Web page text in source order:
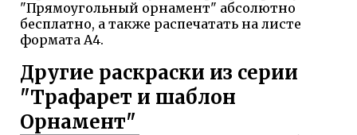
"Прямоугольный орнамент" абсолютно
бесплатно, а также распечатать на листе
формата А4.
Другие раскраски из серии
"Трафарет и шаблон
Орнамент"